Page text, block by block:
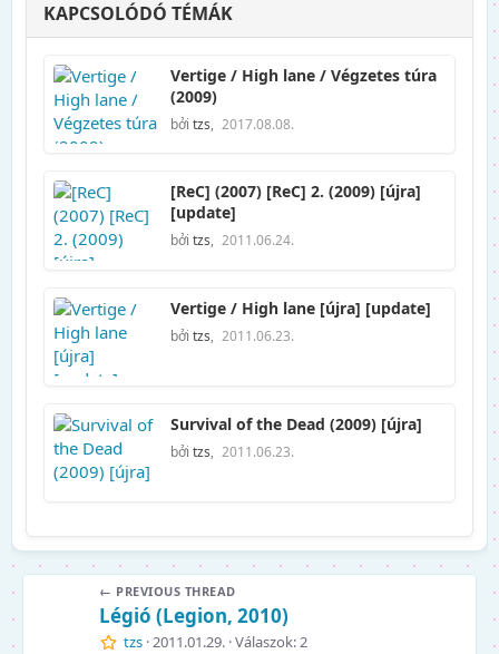
KAPCSOLÓDÓ TÉMÁK
Vertige / High lane / Végzetes túra
(2009)
bởi tzs, 2017.08.08.
[ReC] (2007) [ReC] 2. (2009) [újra]
[update]
bởi tzs, 2011.06.24.
Vertige / High lane [újra] [update]
bởi tzs, 2011.06.23.
Survival of the Dead (2009) [újra]
bởi tzs, 2011.06.23.
← PREVIOUS THREAD
Légió (Legion, 2010)
tzs 2011.01.29. Válaszok: 2